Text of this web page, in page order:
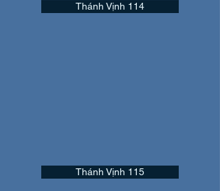
Thánh Vịnh 114
Thánh Vịnh 115